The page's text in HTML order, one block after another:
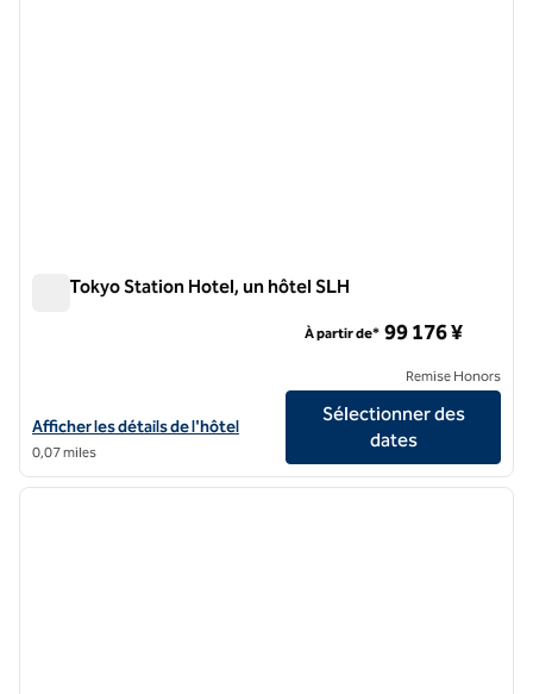
The Tokyo Station Hotel, un hôtel SLH
Afficher les détails de l'hôtel The Tokyo Station Hotel, a SLH Hotel
Afficher les détails de l'hôtel
0,07 miles
À partir de* 99 176 ¥
Remise Honors
Sélectionner des
dates
1/12
1 sur 12